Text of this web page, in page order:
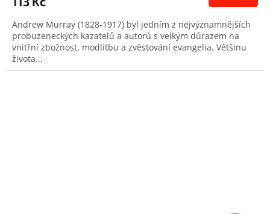
Andrew Murray (1828-1917) byl jedním z nejvýznamnějších
probuzeneckých kazatelů a autorů s velkým důrazem na
vnitřní zbožnost, modlitbu a zvěstování evangelia. Většinu
života...